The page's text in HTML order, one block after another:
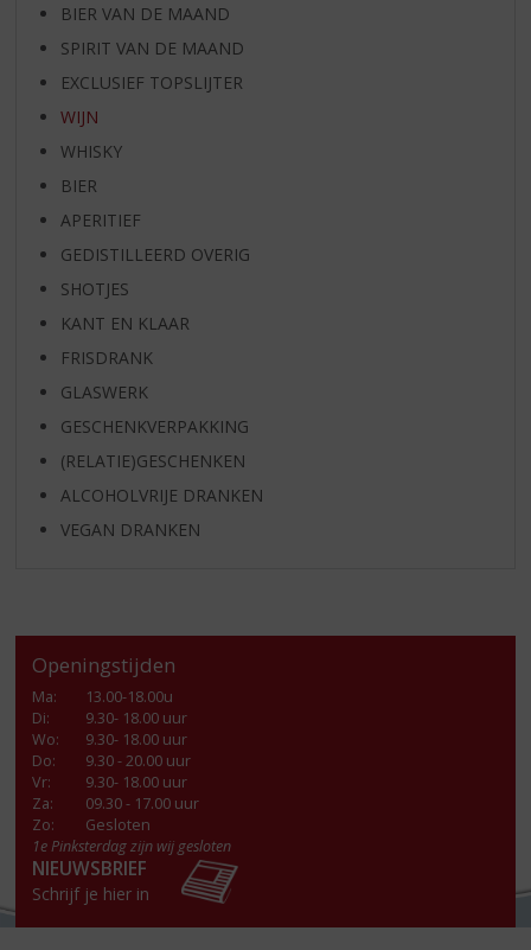
BIER VAN DE MAAND
SPIRIT VAN DE MAAND
EXCLUSIEF TOPSLIJTER
WIJN
WHISKY
BIER
APERITIEF
GEDISTILLEERD OVERIG
SHOTJES
KANT EN KLAAR
FRISDRANK
GLASWERK
GESCHENKVERPAKKING
(RELATIE)GESCHENKEN
ALCOHOLVRIJE DRANKEN
VEGAN DRANKEN
Openingstijden
Ma:
13.00-18.00u
Di:
9.30- 18.00 uur
Wo:
9.30- 18.00 uur
Do:
9.30 - 20.00 uur
Vr:
9.30- 18.00 uur
Za:
09.30 - 17.00 uur
Zo:
Gesloten
1e Pinksterdag zijn wij gesloten
NIEUWSBRIEF
Schrijf je hier in